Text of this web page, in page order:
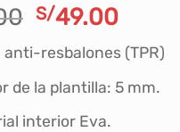
El
precio
original
era:
S/52.00.
S/49.00El
precio
actual
es:
anti-resbalones (TPR)
de la plantilla: 5 mm.
interior Eva.